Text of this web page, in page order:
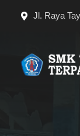
Jl. Raya